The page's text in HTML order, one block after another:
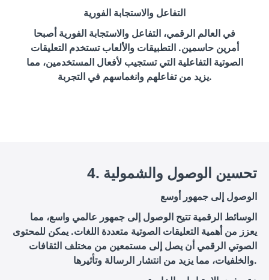
التفاعل والاستجابة الفورية
في العالم الرقمي، التفاعل والاستجابة الفورية أصبحا
أمرين حاسمين. التطبيقات والألعاب تستخدم التعليقات
الصوتية التفاعلية التي تستجيب لأفعال المستخدمين، مما
يزيد من تفاعلهم وانغماسهم في التجربة.
4. تحسين الوصول والشمولية
الوصول إلى جمهور أوسع
الوسائط الرقمية تتيح الوصول إلى جمهور عالمي واسع، مما
يعزز من أهمية التعليقات الصوتية متعددة اللغات. يمكن للمحتوى
الصوتي الرقمي أن يصل إلى مستمعين من مختلف الثقافات
والخلفيات، مما يزيد من انتشار الرسالة وتأثيرها.